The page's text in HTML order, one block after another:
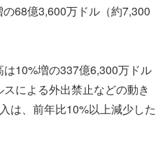
68億3,600万ドル（約7,300
10%増の337億6,300万ドル
による外出禁止などの動き
は、前年比10%以上減少した